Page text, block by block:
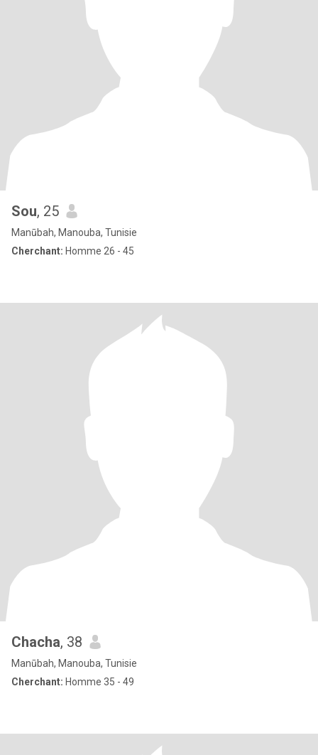
Sou, 25
Manūbah, Manouba, Tunisie
Cherchant: Homme 26 - 45
Chacha, 38
Manūbah, Manouba, Tunisie
Cherchant: Homme 35 - 49